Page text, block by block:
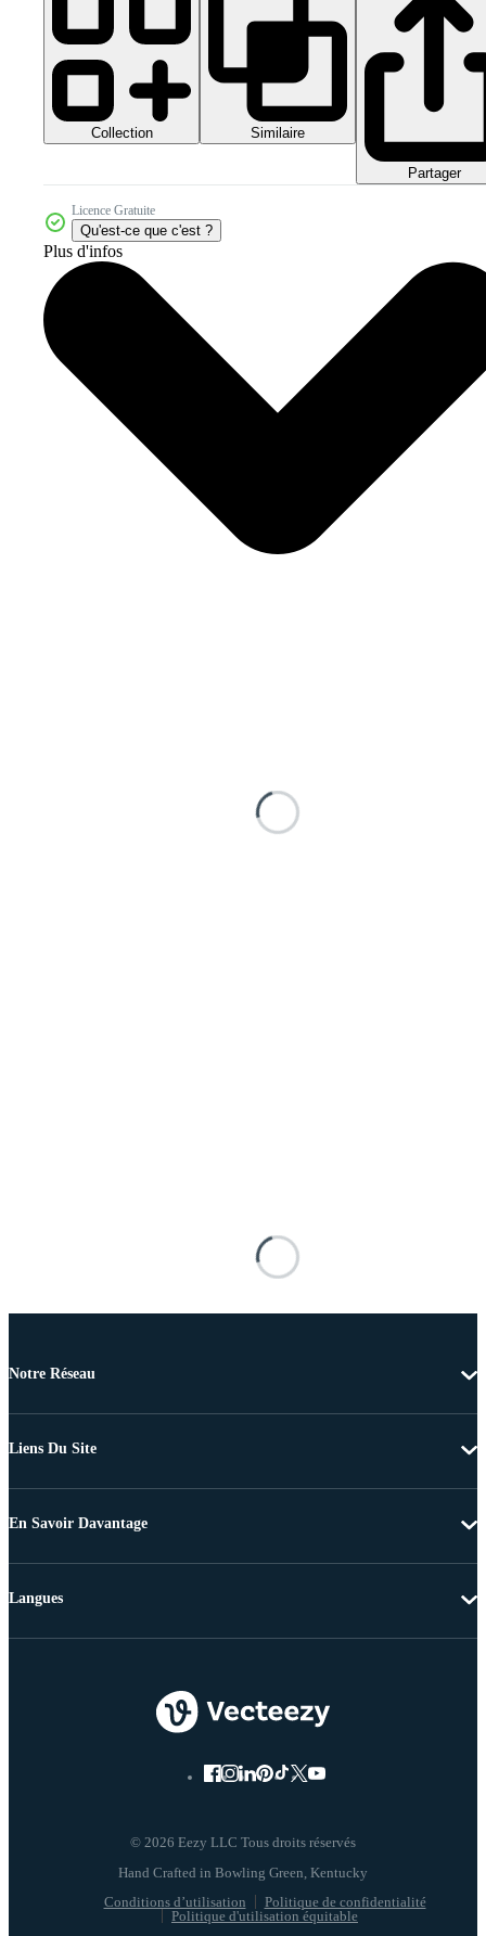
Collection Similaire
Partager
Licence Gratuite
Qu'est-ce que c'est ?
Plus d'infos
Notre Réseau
Liens Du Site
En Savoir Davantage
© 2026 Eezy LLC Tous droits réservés
Conditions d’utilisation
Politique de confidentialité
Politique d'utilisation équitable
Langues